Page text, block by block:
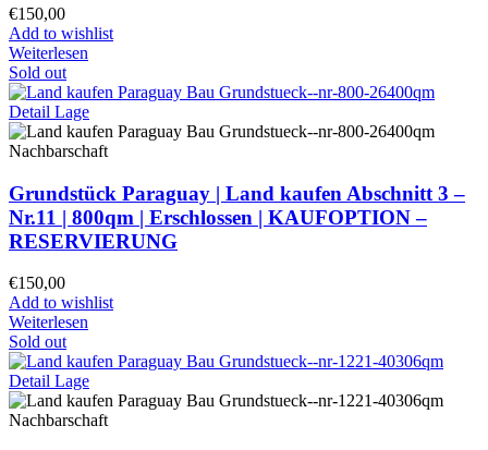
€150,00
Add to wishlist
Weiterlesen
Sold out
Grundstück Paraguay | Land kaufen Abschnitt 3 –
Nr.11 | 800qm | Erschlossen | KAUFOPTION –
RESERVIERUNG
€150,00
Add to wishlist
Weiterlesen
Sold out